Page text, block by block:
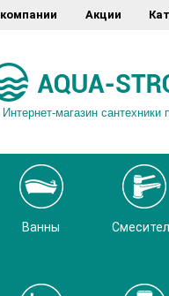
Акции
Интернет-магазин сантехники
Ванны